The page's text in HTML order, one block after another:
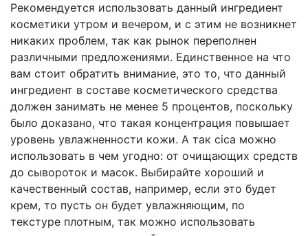
Рекомендуется использовать данный ингредиент
косметики утром и вечером, и с этим не возникнет
никаких проблем, так как рынок переполнен
различными предложениями. Единственное на что
вам стоит обратить внимание, это то, что данный
ингредиент в составе косметического средства
должен занимать не менее 5 процентов, поскольку
было доказано, что такая концентрация повышает
уровень увлажненности кожи. А так cica можно
использовать в чем угодно: от очищающих средств
до сывороток и масок. Выбирайте хороший и
качественный состав, например, если это будет
крем, то пусть он будет увлажняющим, по
текстуре плотным, так можно использовать